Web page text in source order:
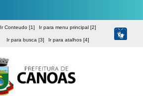
Ir Conteudo [1] Ir para menu principal [2]
Ir para busca [3] Ir para atalhos [4]